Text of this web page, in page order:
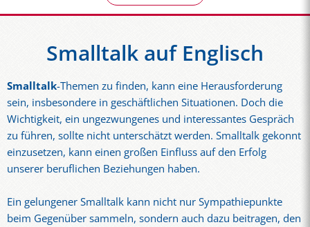
Smalltalk auf Englisch
Smalltalk-Themen zu finden, kann eine Herausforderung
sein, insbesondere in geschäftlichen Situationen. Doch die
Wichtigkeit, ein ungezwungenes und interessantes Gespräch
zu führen, sollte nicht unterschätzt werden. Smalltalk gekonnt
einzusetzen, kann einen großen Einfluss auf den Erfolg
unserer beruflichen Beziehungen haben.
Ein gelungener Smalltalk kann nicht nur Sympathiepunkte
beim Gegenüber sammeln, sondern auch dazu beitragen, den